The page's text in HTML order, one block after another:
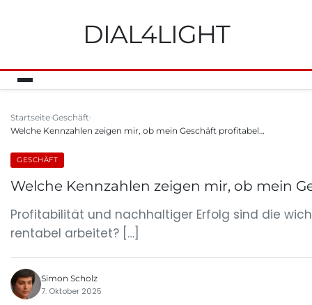
DIAL4LIGHT
Startseite Geschäft
Welche Kennzahlen zeigen mir, ob mein Geschäft profitabel…
GESCHÄFT
Welche Kennzahlen zeigen mir, ob mein
Profitabilität und nachhaltiger Erfolg sind die
rentabel arbeitet? […]
Simon Scholz
7. Oktober 2025